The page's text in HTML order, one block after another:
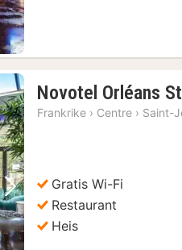
Neste bilde
Novotel Orléans
Frankrike › Centre › Saint-
Gratis Wi-Fi
Restaurant
Heis